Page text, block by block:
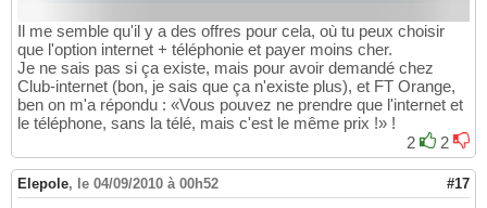
Il me semble qu'il y a des offres pour cela, où tu peux choisir
que l'option internet + téléphonie et payer moins cher.
Je ne sais pas si ça existe, mais pour avoir demandé chez
Club-internet (bon, je sais que ça n'existe plus), et FT Orange,
ben on m'a répondu : «Vous pouvez ne prendre que l'internet et
le téléphone, sans la télé, mais c'est le même prix !» !
2
2
Elepole, le 04/09/2010 à 00h52 #17